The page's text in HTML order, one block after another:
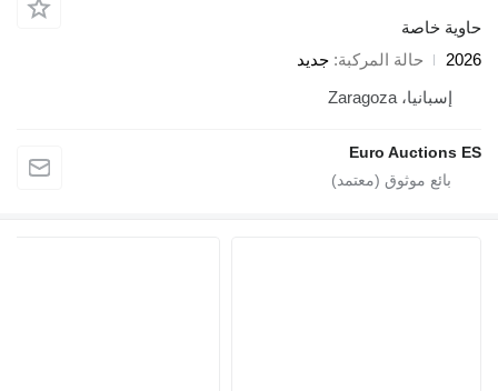
حاوية خاصة
2026
حالة المركبة جديد
إسبانيا، Zaragoza
Euro Auctions ES